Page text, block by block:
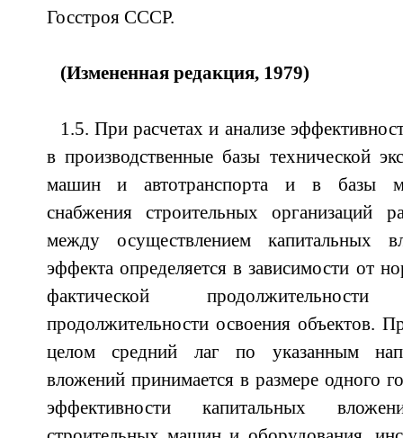
Госстроя СССР.
(Измененная редакция, 1979)
1.5. При расчетах и анализе
в производственные базы технической
машин и автотранспорта и в базы
снабжения строительных организаций
между осуществлением капитальных
эффекта определяется в зависимости от
фактической
продолжительности освоения объектов.
целом средний лаг по указанным
вложений принимается в размере одного
эффективности капитальных